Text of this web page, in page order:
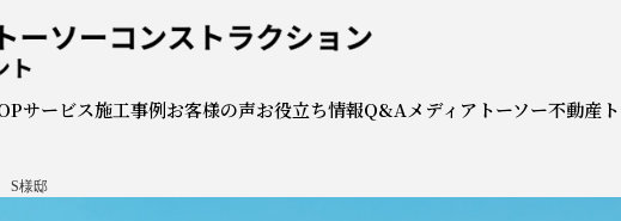
株式会社トーソーコンスト
サービス施工事例お客様の声お役立ち情報Q&Aメディア トーソー不動産
S様邸